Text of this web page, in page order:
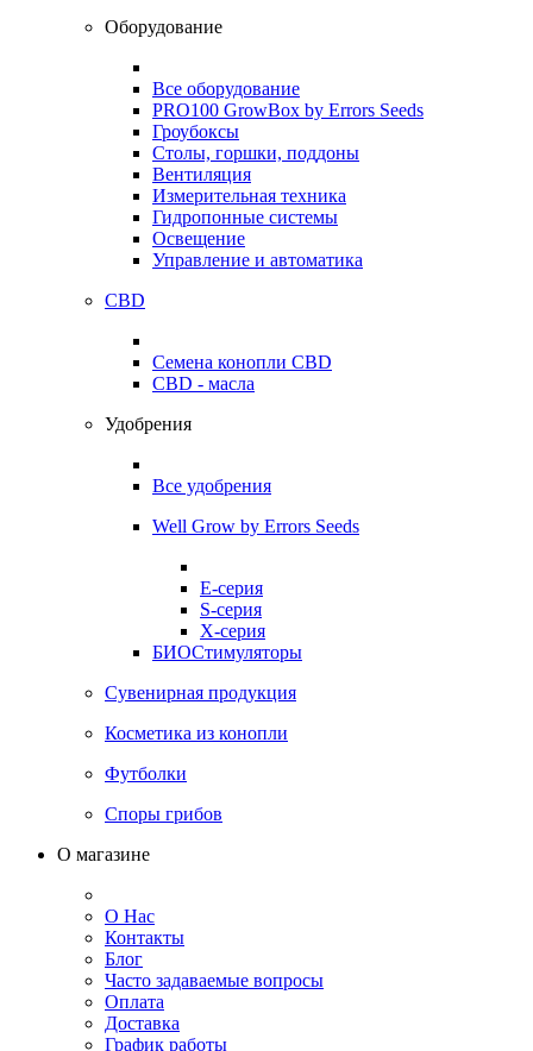
Оборудование
Все оборудование
PRO100 GrowBox by Errors Seeds
Гроубоксы
Столы, горшки, поддоны
Вентиляция
Измерительная техника
Гидропонные системы
Освещение
Управление и автоматика
CBD
Семена конопли CBD
CBD - масла
Удобрения
Все удобрения
Well Grow by Errors Seeds
E-серия
S-серия
X-серия
БИОСтимуляторы
Сувенирная продукция
Косметика из конопли
Футболки
Споры грибов
О магазине
О Нас
Контакты
Блог
Часто задаваемые вопросы
Оплата
Доставка
График работы